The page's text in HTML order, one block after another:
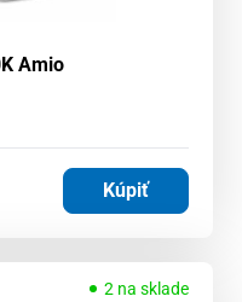
Amio
Kúpiť
2 na sklade